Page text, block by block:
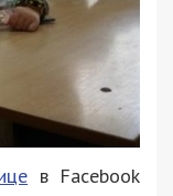
в Facebook